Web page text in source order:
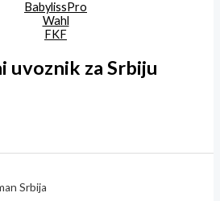
BabylissPro
Wahl
FKF
uvoznik za Srbiju
Srbija